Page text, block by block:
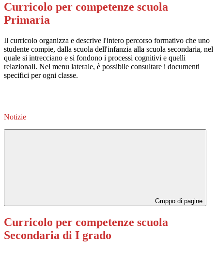
Curricolo per competenze scuola
Primaria
Il curricolo organizza e descrive l'intero percorso formativo che uno
studente compie, dalla scuola dell'infanzia alla scuola secondaria, nel
quale si intrecciano e si fondono i processi cognitivi e quelli
relazionali. Nel menu laterale, è possibile consultare i documenti
specifici per ogni classe.
Notizie
Gruppo di pagine
Curricolo per competenze scuola
Secondaria di I grado